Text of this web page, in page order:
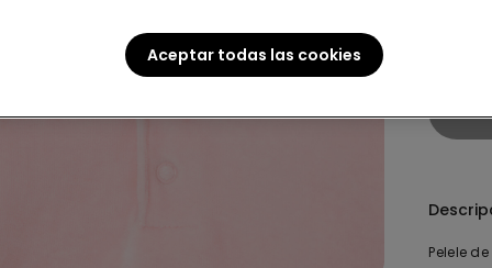
puede
Pelele
Aceptar todas las cookies